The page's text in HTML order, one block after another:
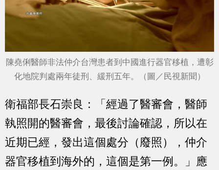
陳堯俐醫師非法仲介台灣患者到中國進行器官移植，遭彰
化地院判處兩年徒刑、緩刑五年。（圖／民視新聞）
衛福部長石崇良：「經過了醫審會，醫師
執照開的醫審會，最後討論確認，所以在
近期已經，發出這個處分（廢照），仲介
器官移植到海外的，這個是第一例。」應